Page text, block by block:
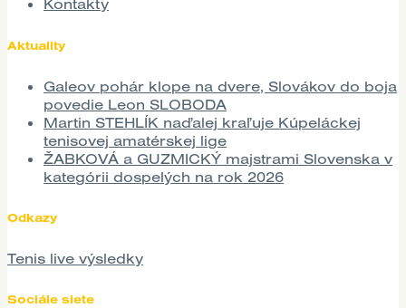
Kontakty
Aktuality
Galeov pohár klope na dvere, Slovákov do boja
povedie Leon SLOBODA
Martin STEHLÍK naďalej kraľuje Kúpeláckej
tenisovej amatérskej lige
ŽABKOVÁ a GUZMICKÝ majstrami Slovenska v
kategórii dospelých na rok 2026
Odkazy
Tenis live výsledky
Sociále siete